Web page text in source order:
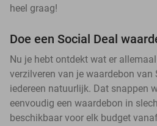
heel graag!
Doe een Social Deal
Nu je hebt ontdekt wat er
verzilveren van je waardebon van
iedereen natuurlijk. Dat snappen
eenvoudig een waardebon in
beschikbaar voor elk budget